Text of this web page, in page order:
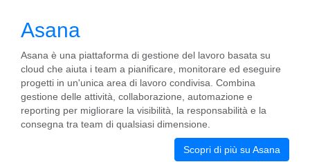
Asana
Asana è una piattaforma di gestione del lavoro basata su
cloud che aiuta i team a pianificare, monitorare ed eseguire
progetti in un'unica area di lavoro condivisa. Combina
gestione delle attività, collaborazione, automazione e
reporting per migliorare la visibilità, la responsabilità e la
consegna tra team di qualsiasi dimensione.
Scopri di più su Asana